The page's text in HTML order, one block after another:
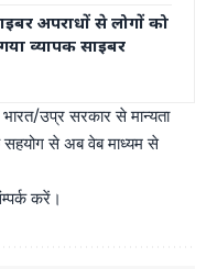
अपराधों से लोगों को
गया व्यापक साइबर
भारत/उप्र सरकार से मान्यता
से अब वेब माध्यम से
करें।